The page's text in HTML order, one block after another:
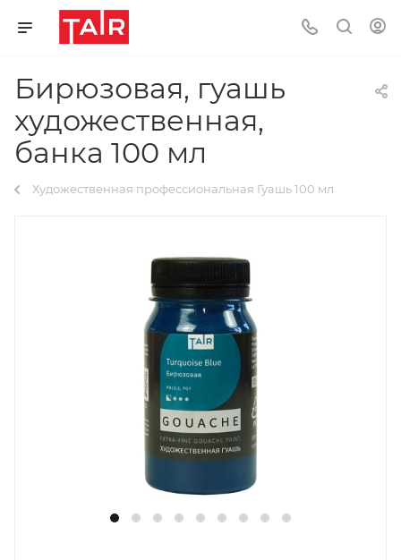
Бирюзовая, гуашь
художественная,
банка 100 мл
Художественная профессиональная Гуашь 100 мл